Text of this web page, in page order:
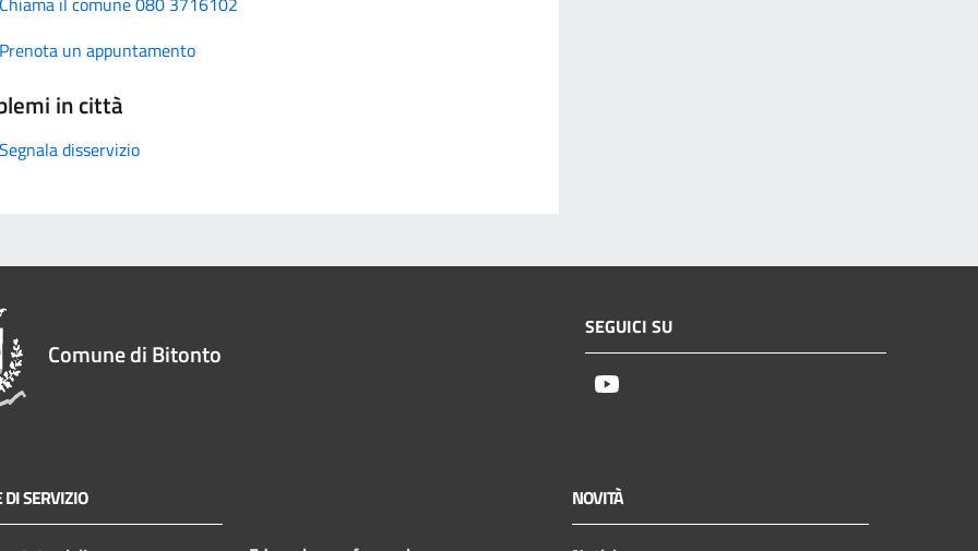
Prenota un appuntamento
in città
Segnala disservizio
Comune di Bitonto
SEGUICI SU
DI SERVIZIO NOVITÀ